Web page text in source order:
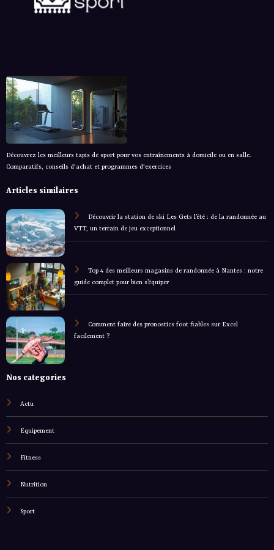
Découvrez les meilleurs tapis de sport pour vos entraînements à domicile ou en salle.
Comparatifs, conseils d'achat et programmes d'exercices
Articles similaires
Découvrir la station de ski Les Gets l’été : de la randonnée au
VTT, un terrain de jeu exceptionnel
Top 4 des meilleurs magasins de randonnée à Nantes : notre
guide complet pour bien s’équiper
Comment faire des pronostics foot fiables sur Excel
facilement ?
Nos categories
Actu
Equipement
Fitness
Nutrition
Sport